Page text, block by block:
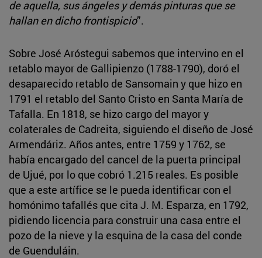
de aquella, sus ángeles y demás pinturas que se
hallan en dicho frontispicio”.
Sobre José Aróstegui sabemos que intervino en el
retablo mayor de Gallipienzo (1788-1790), doró el
desaparecido retablo de Sansomain y que hizo en
1791 el retablo del Santo Cristo en Santa María de
Tafalla. En 1818, se hizo cargo del mayor y
colaterales de Cadreita, siguiendo el diseño de José
Armendáriz. Años antes, entre 1759 y 1762, se
había encargado del cancel de la puerta principal
de Ujué, por lo que cobró 1.215 reales. Es posible
que a este artífice se le pueda identificar con el
homónimo tafallés que cita J. M. Esparza, en 1792,
pidiendo licencia para construir una casa entre el
pozo de la nieve y la esquina de la casa del conde
de Guenduláin.